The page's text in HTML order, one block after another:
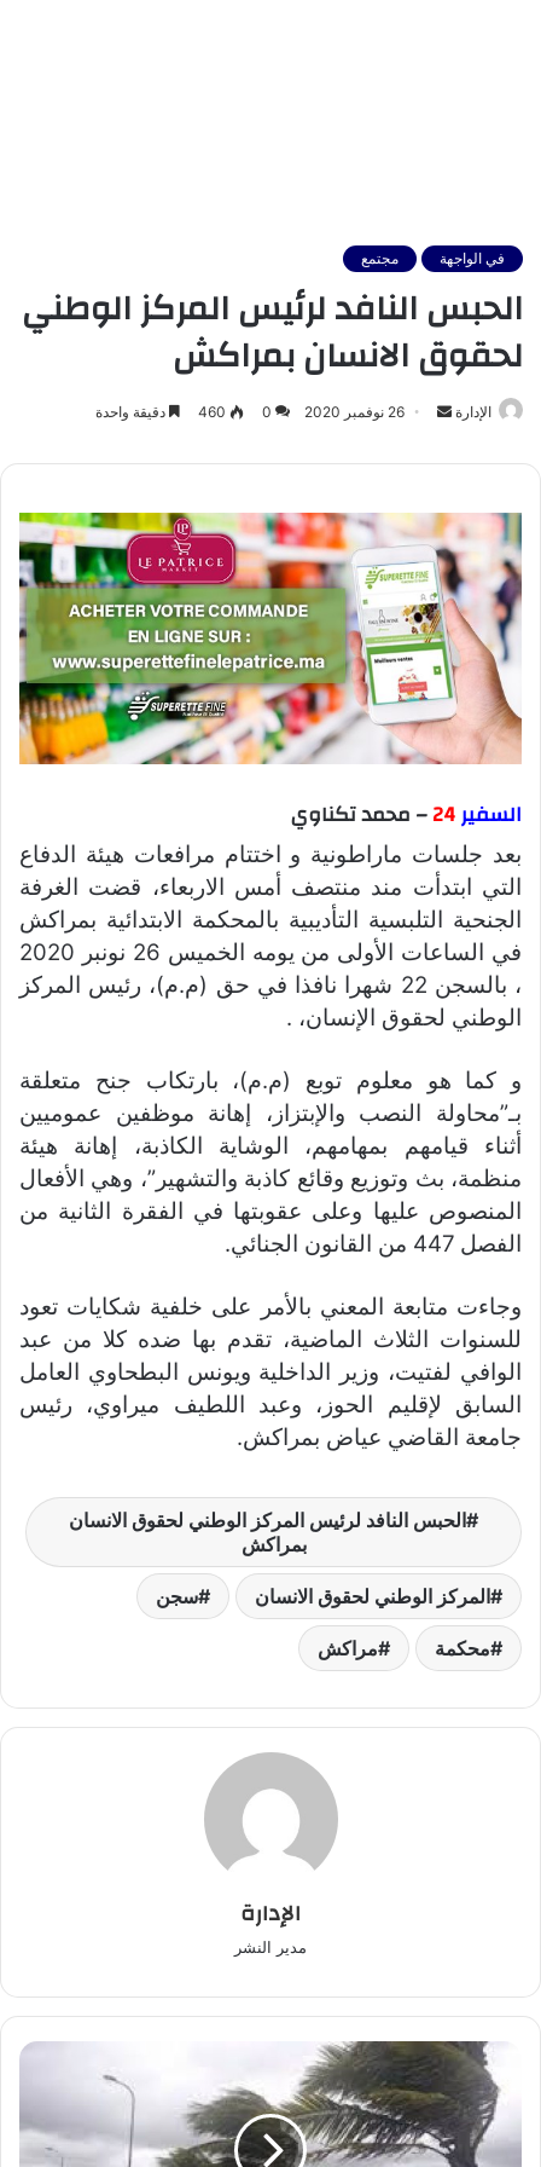
في الواجهة مجتمع
الحبس النافد لرئيس المركز الوطني
لحقوق الانسان بمراكش
الإدارة
أرسل
إلكترونيا
26 نوفمبر 2020 0
460 دقيقة واحدة
السفير24– محمد تكناوي
بعد جلسات ماراطونية و اختتام مرافعات هيئة الدفاع
التي ابتدأت مند منتصف أمس الاربعاء، قضت الغرفة
الجنحية التلبسية التأديبية بالمحكمة الابتدائية بمراكش
في الساعات الأولى من يومه الخميس 26 نونبر 2020
، بالسجن 22 شهرا نافذا في حق (م.م)، رئيس المركز
الوطني لحقوق الإنسان، .
و كما هو معلوم توبع (م.م)، بارتكاب جنح متعلقة
بـ”محاولة النصب والإبتزاز، إهانة موظفين عموميين
أثناء قيامهم بمهامهم، الوشاية الكاذبة، إهانة هيئة
منظمة، بث وتوزيع وقائع كاذبة والتشهير”، وهي الأفعال
المنصوص عليها وعلى عقوبتها في الفقرة الثانية من
الفصل 447 من القانون الجنائي.
وجاءت متابعة المعني بالأمر على خلفية شكايات تعود
للسنوات الثلاث الماضية، تقدم بها ضده كلا من عبد
الوافي لفتيت، وزير الداخلية ويونس البطحاوي العامل
السابق لإقليم الحوز، وعبد اللطيف ميراوي، رئيس
جامعة القاضي عياض بمراكش.
الحبس النافد لرئيس المركز الوطني لحقوق الانسان
بمراكش
المركز الوطني لحقوق الانسان سجن
محكمة مراكش
الإدارة
مدير النشر
نشرة
خاصة:
تساقطات
ثلجية
وطقس